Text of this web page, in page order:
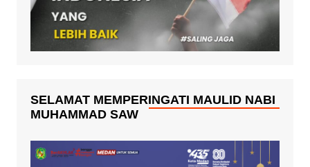
SELAMAT MEMPERINGATI MAULID NABI
MUHAMMAD SAW